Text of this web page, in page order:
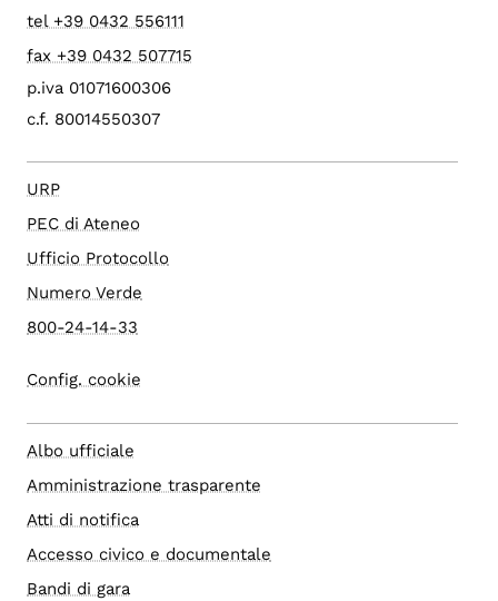
tel +39 0432 556111
fax +39 0432 507715
p.iva 01071600306
c.f. 80014550307
URP
PEC di Ateneo
Ufficio Protocollo
Numero Verde
800-24-14-33
Config. cookie
Albo ufficiale
Amministrazione trasparente
Atti di notifica
Accesso civico e documentale
Bandi di gara